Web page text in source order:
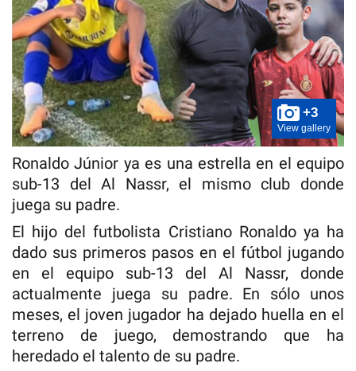
+3
View gallery
Ronaldo Júnior ya es una estrella en el equipo
sub-13 del Al Nassr, el mismo club donde
juega su padre.
El hijo del futbolista Cristiano Ronaldo ya ha
dado sus primeros pasos en el fútbol jugando
en el equipo sub-13 del Al Nassr, donde
actualmente juega su padre. En sólo unos
meses, el joven jugador ha dejado huella en el
terreno de juego, demostrando que ha
heredado el talento de su padre.